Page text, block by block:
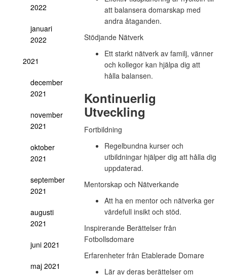
2022
januari
2022
2021
december
2021
november
2021
oktober
2021
september
2021
augusti
2021
juni 2021
maj 2021
att balansera domarskap med
andra åtaganden.
Stödjande Nätverk
Ett starkt nätverk av familj, vänner
och kollegor kan hjälpa dig att
hålla balansen.
Kontinuerlig
Utveckling
Fortbildning
Regelbundna kurser och
utbildningar hjälper dig att hålla dig
uppdaterad.
Mentorskap och Nätverkande
Att ha en mentor och nätverka ger
värdefull insikt och stöd.
Inspirerande Berättelser från
Fotbollsdomare
Erfarenheter från Etablerade Domare
Lär av deras berättelser om